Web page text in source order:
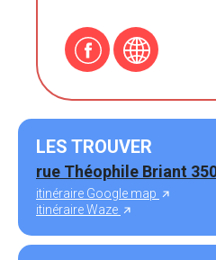
LES TROUVER
rue Théophile Briant
itinéraire Google map
itinéraire Waze